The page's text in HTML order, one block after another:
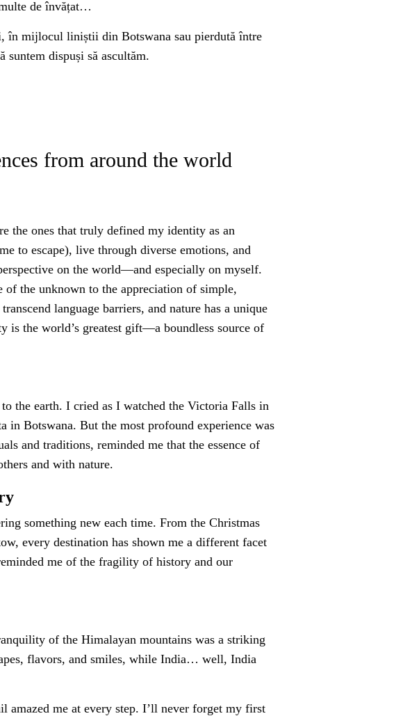
de învățat…
în mijlocul liniștii din Botswana sau pierdută între
suntem dispuși să ascultăm.
from around the world
the ones that truly defined my identity as an
to escape), live through diverse emotions, and
on the world—and especially on myself.
the unknown to the appreciation of simple,
language barriers, and nature has a unique
is the world’s greatest gift—a boundless source of
the earth. I cried as I watched the Victoria Falls in
in Botswana. But the most profound experience was
and traditions, reminded me that the essence of
and with nature.
something new each time. From the Christmas
every destination has shown me a different facet
me of the fragility of history and our
of the Himalayan mountains was a striking
flavors, and smiles, while India… well, India
amazed me at every step. I’ll never forget my first